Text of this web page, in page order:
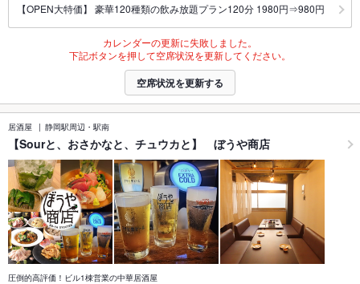
【OPEN大特価】 豪華120種類の飲み放題プラン120分 1980円⇒980円
カレンダーの更新に失敗しました。
下記ボタンを押して空席状況を更新してください。
空席状況を更新する
居酒屋 静岡駅周辺・駅南
【Sourと、おさかなと、チュウカと】 ぼうや商店
圧倒的高評価！ビル1棟営業の中華居酒屋